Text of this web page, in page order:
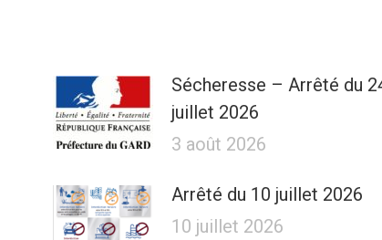
Sécheresse – Arrêté du
juillet 2026
3 août 2026
Arrêté du 10 juillet 2026
10 juillet 2026